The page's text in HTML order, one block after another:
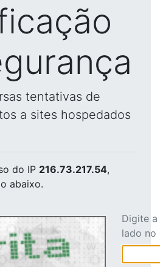
tentativas de
a sites hospedados
do IP 216.73.217.54,
abaixo.
Digite
lado no